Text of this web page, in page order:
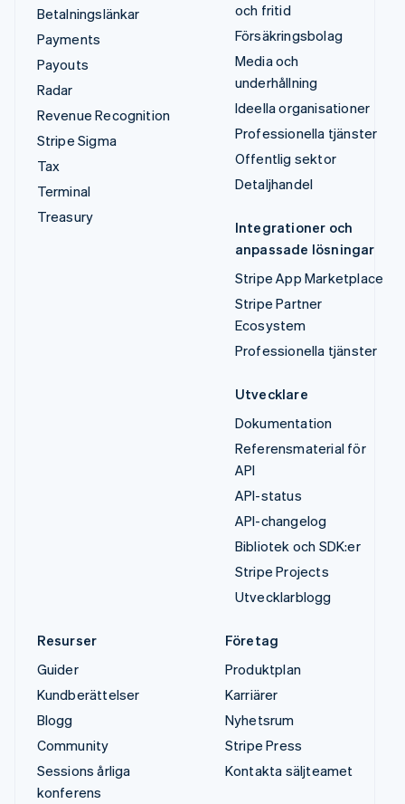
Betalningslänkar
Payments
Payouts
Radar
Revenue Recognition
Stripe Sigma
Tax
Terminal
Treasury
och fritid
Försäkringsbolag
Media och
underhållning
Ideella organisationer
Professionella tjänster
Offentlig sektor
Detaljhandel
Integrationer och
anpassade lösningar
Stripe App Marketplace
Stripe Partner
Ecosystem
Professionella tjänster
Utvecklare
Dokumentation
Referensmaterial för
API
API-status
API-changelog
Bibliotek och SDK:er
Stripe Projects
Utvecklarblogg
Resurser
Guider
Kundberättelser
Blogg
Community
Sessions årliga
konferens
Företag
Produktplan
Karriärer
Nyhetsrum
Stripe Press
Kontakta säljteamet